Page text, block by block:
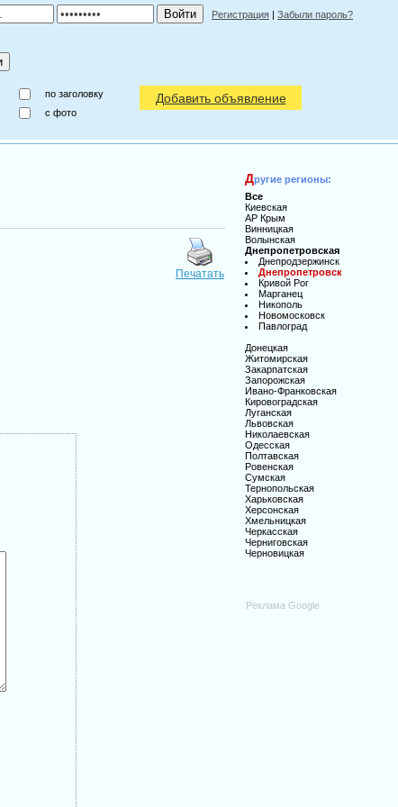
Регистрация | Забыли пароль?
по заголовку
c фото
Добавить объявление
Печатать
Другие регионы:
Все
Киевская
АР Крым
Винницкая
Волынская
Днепропетровская
Днепродзержинск
Днепропетровск
Кривой Рог
Марганец
Никополь
Новомосковск
Павлоград
Донецкая
Житомирская
Закарпатская
Запорожская
Ивано-Франковская
Кировоградская
Луганская
Львовская
Николаевская
Одесская
Полтавская
Ровенская
Сумская
Тернопольская
Харьковская
Херсонская
Хмельницкая
Черкасская
Черниговская
Черновицкая
Реклама Google